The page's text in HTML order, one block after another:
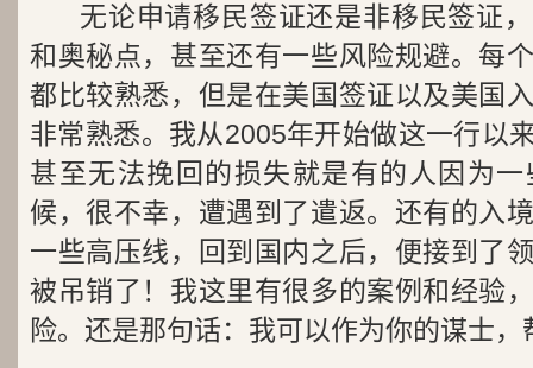
无论申请移民签证还是非移民签证
和奥秘点，甚至还有一些风险规避。每
都比较熟悉，但是在美国签证以及美国
非常熟悉。我从2005年开始做这一行以
甚至无法挽回的损失就是有的人因为
候，很不幸，遭遇到了遣返。还有的入
一些高压线，回到国内之后，便接到了
被吊销了！我这里有很多的案例和经验
险。还是那句话：我可以作为你的谋士